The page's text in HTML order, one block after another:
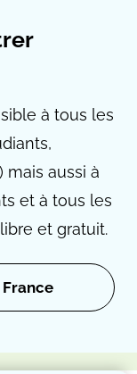
à tous les
mais aussi à
et à tous les
et gratuit.